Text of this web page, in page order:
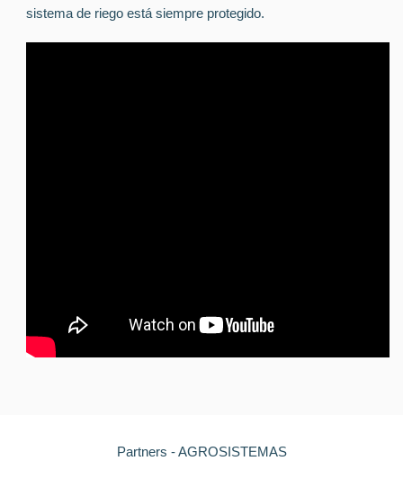
sistema de riego está siempre protegido.
Partners - AGROSISTEMAS